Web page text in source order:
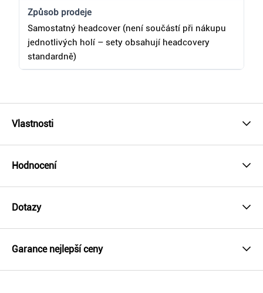
Způsob prodeje
Samostatný headcover (není součástí při nákupu
jednotlivých holí – sety obsahují headcovery
standardně)
Vlastnosti
Hodnocení
Dotazy
Garance nejlepší ceny